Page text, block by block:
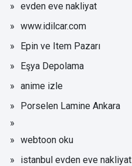
evden eve nakliyat
www.idilcar.com
Epin ve Item Pazarı
Eşya Depolama
anime izle
Porselen Lamine Ankara
webtoon oku
istanbul evden eve nakliyat